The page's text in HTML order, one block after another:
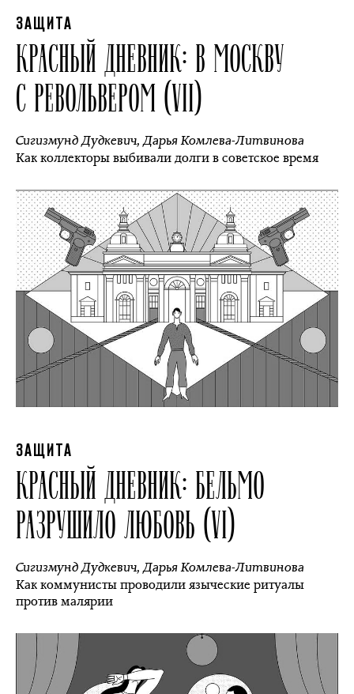
ЗАЩИТА
КРАСНЫЙ ДНЕВНИК: В МОСКВУ
С РЕВОЛЬВЕРОМ (VII)
Сигизмунд Дудкевич,Дарья Комлева-Литвинова
Как коллекторы выбивали долги в советское время
ЗАЩИТА
КРАСНЫЙ ДНЕВНИК: БЕЛЬМО
РАЗРУШИЛО ЛЮБОВЬ (VI)
Сигизмунд Дудкевич,Дарья Комлева-Литвинова
Как коммунисты проводили языческие ритуалы
против малярии